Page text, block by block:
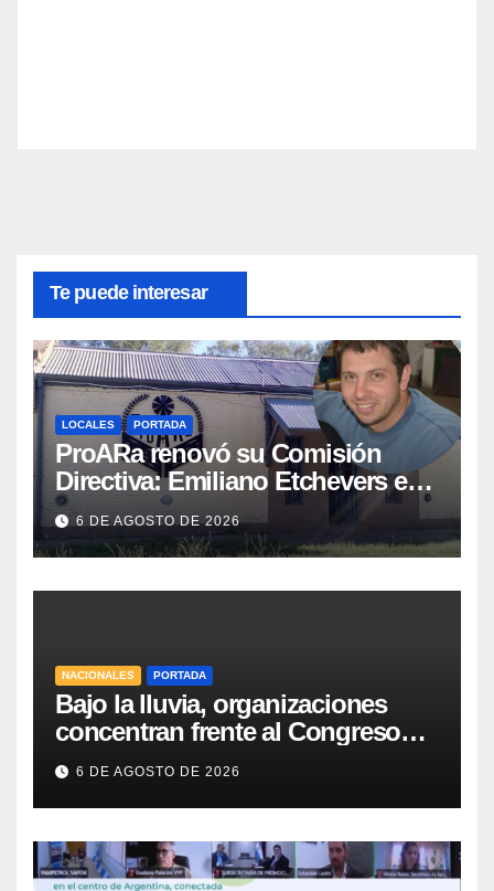
Te puede interesar
LOCALES PORTADA
ProARa renovó su Comisión
Directiva: Emiliano Etchevers es
el nuevo Presidente de la entidad
6 DE AGOSTO DE 2026
NACIONALES PORTADA
Bajo la lluvia, organizaciones
concentran frente al Congreso
contra de la Ley de Propiedad
Privada
6 DE AGOSTO DE 2026